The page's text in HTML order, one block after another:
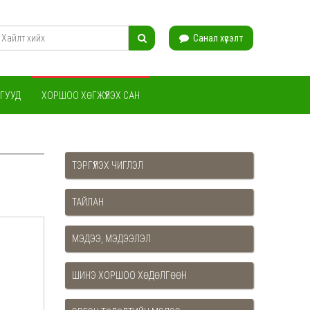
Санал хүсэлт
ХОРШОО ХӨГЖҮҮЛЭХ САН
ТЭРГҮҮЛЭХ ЧИГЛЭЛ
ТАЙЛАН
МЭДЭЭ, МЭДЭЭЛЭЛ
ШИНЭ ХОРШОО ХӨДӨЛГӨӨН